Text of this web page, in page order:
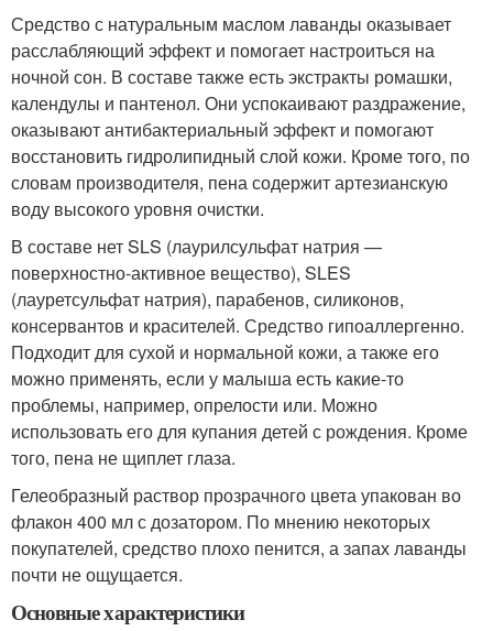
Средство с натуральным маслом лаванды оказывает
расслабляющий эффект и помогает настроиться на
ночной сон. В составе также есть экстракты ромашки,
календулы и пантенол. Они успокаивают раздражение,
оказывают антибактериальный эффект и помогают
восстановить гидролипидный слой кожи. Кроме того, по
словам производителя, пена содержит артезианскую
воду высокого уровня очистки.
В составе нет SLS (лаурилсульфат натрия —
поверхностно-активное вещество), SLES
(лауретсульфат натрия), парабенов, силиконов,
консервантов и красителей. Средство гипоаллергенно.
Подходит для сухой и нормальной кожи, а также его
можно применять, если у малыша есть какие-то
проблемы, например, опрелости или. Можно
использовать его для купания детей с рождения. Кроме
того, пена не щиплет глаза.
Гелеобразный раствор прозрачного цвета упакован во
флакон 400 мл с дозатором. По мнению некоторых
покупателей, средство плохо пенится, а запах лаванды
почти не ощущается.
Основные характеристики